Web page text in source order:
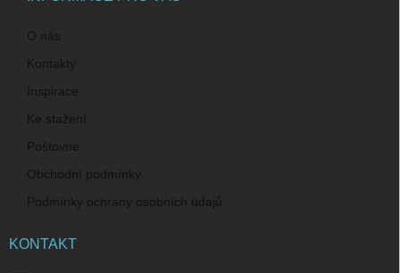
O nás
Kontakty
Inspirace
Ke stažení
Poštovné
Obchodní podmínky
Podmínky ochrany osobních údajů
KONTAKT